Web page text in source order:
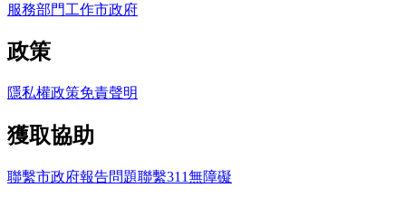
服務部門工作市政府
政策
隱私權政策免責聲明
獲取協助
聯繫市政府報告問題聯繫311無障礙